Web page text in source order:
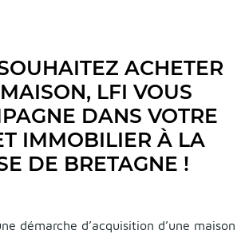
ACHETER
LFI VOUS
DANS VOTRE
IMMOBILIER À LA
DE BRETAGNE !
démarche d’acquisition d’une maison